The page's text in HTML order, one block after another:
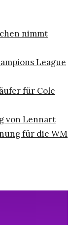
nimmt
League
für Cole
von Lennart
für die WM